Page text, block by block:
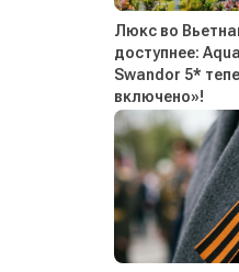
Люкс во
доступнее:
Swandor 5*
включено»!